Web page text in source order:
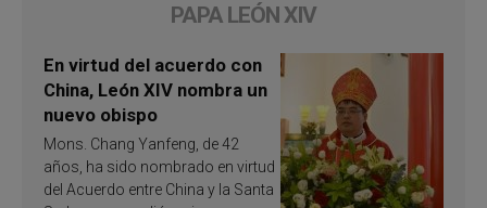
PAPA LEÓN XIV
En virtud del acuerdo con
China, León XIV nombra un
nuevo obispo
Mons. Chang Yanfeng, de 42
años, ha sido nombrado en virtud
del Acuerdo entre China y la Santa